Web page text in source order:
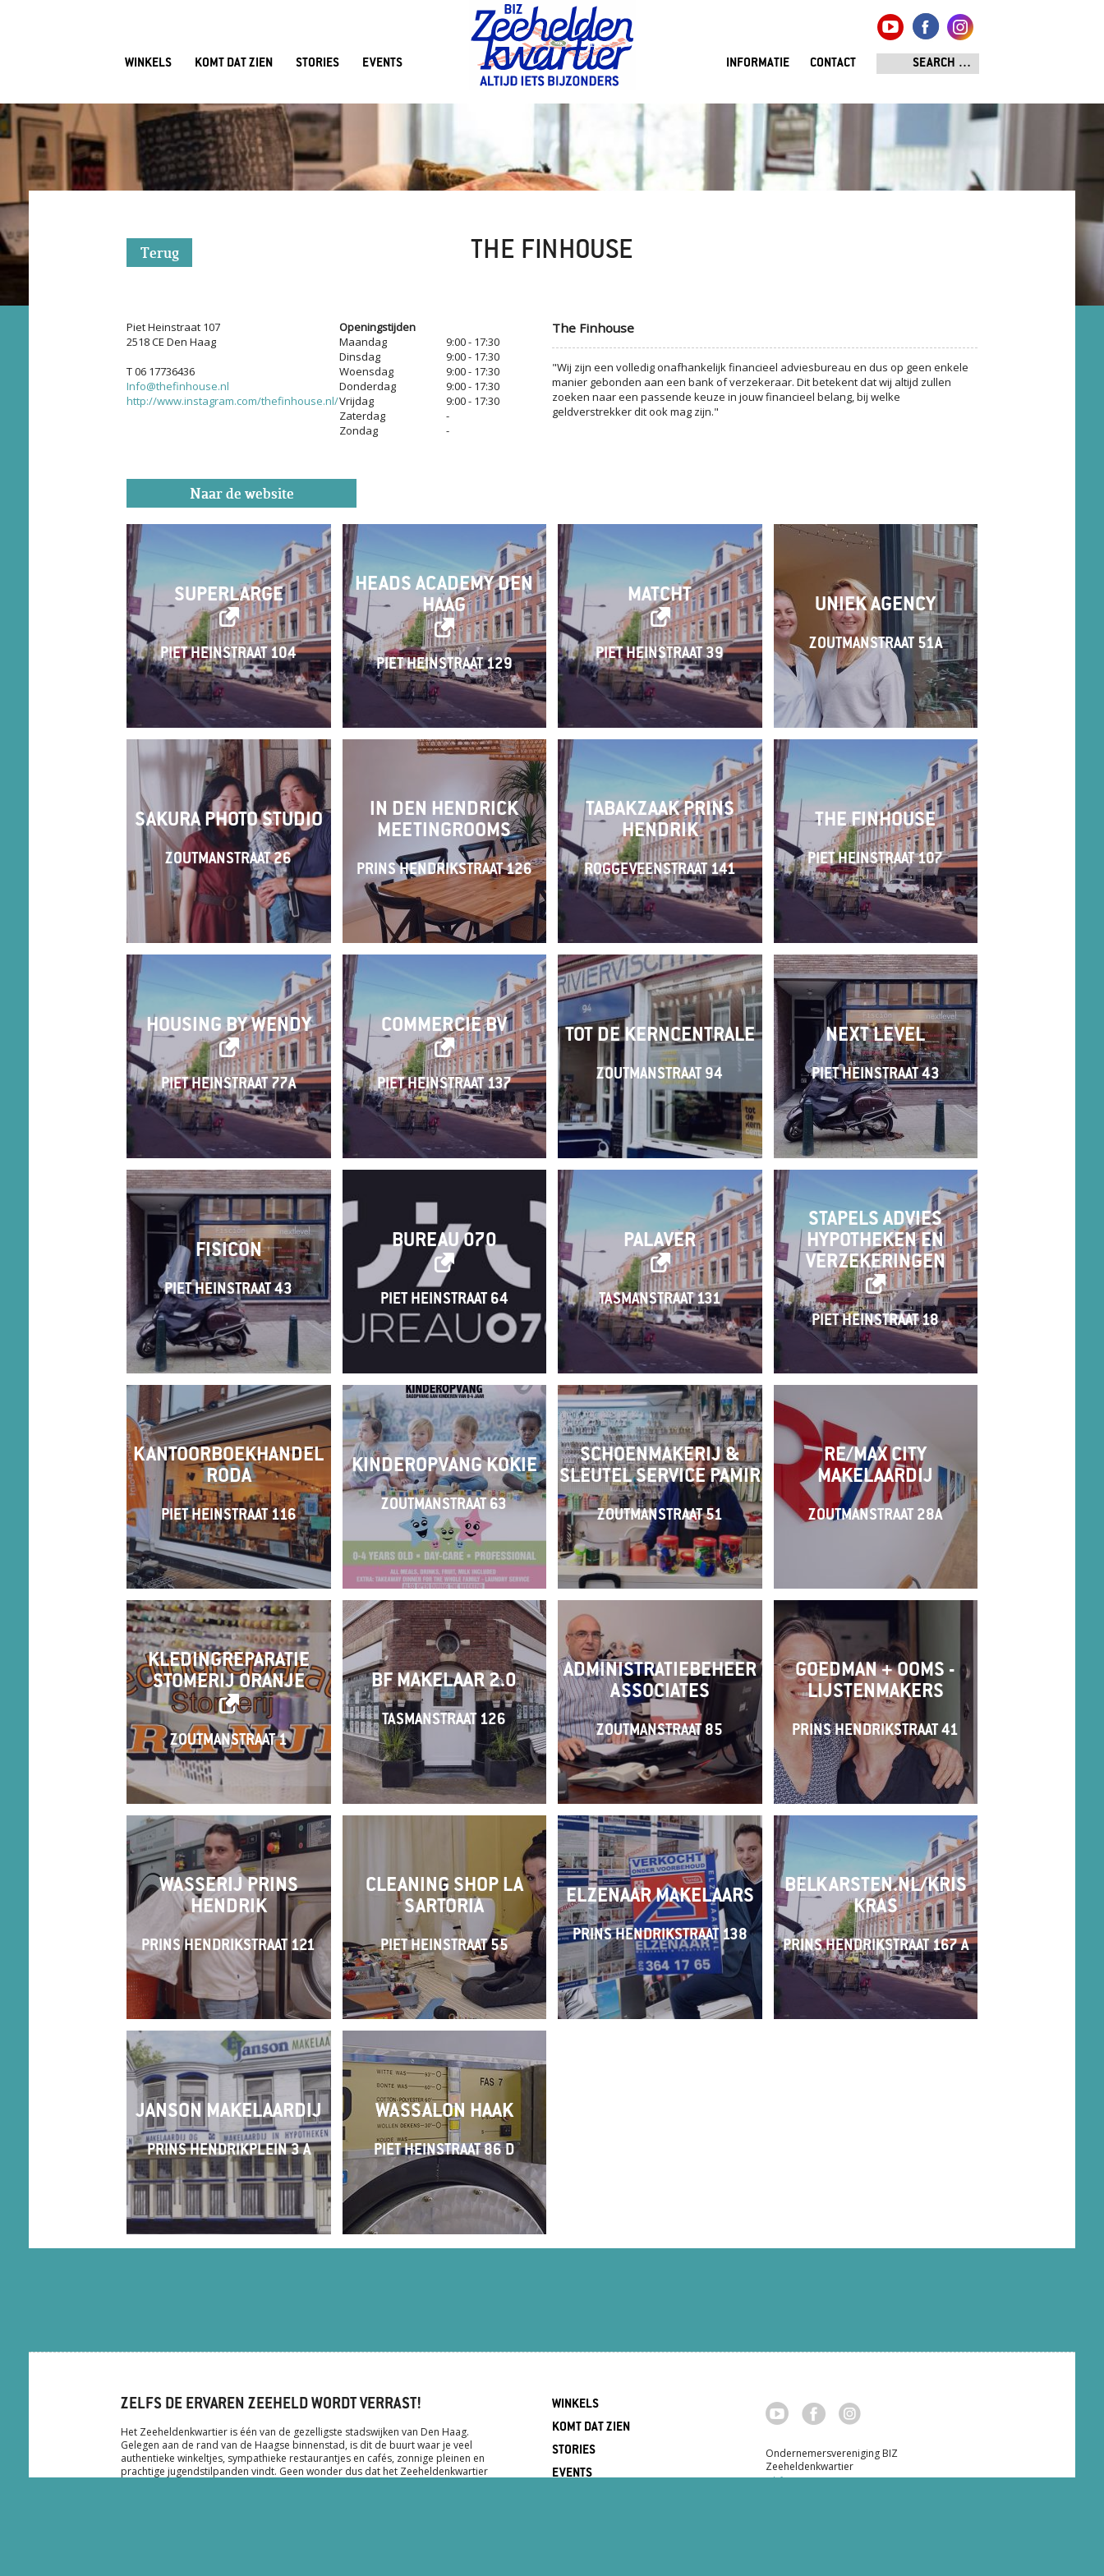
INFORMATIE CONTACT
WINKELS KOMT DAT ZIEN STORIES EVENTS
THE FINHOUSE
Terug
The Finhouse
"Wij zijn een volledig onafhankelijk financieel adviesbureau en dus op geen enkele
manier gebonden aan een bank of verzekeraar. Dit betekent dat wij altijd zullen
zoeken naar een passende keuze in jouw financieel belang, bij welke
geldverstrekker dit ook mag zijn."
Piet Heinstraat 107
2518 CE Den Haag
T 06 17736436
Info@thefinhouse.nl
http://www.instagram.com/thefinhouse.nl/
Naar de website
Openingstijden
Maandag
9:00 - 17:30
Dinsdag
9:00 - 17:30
Woensdag
9:00 - 17:30
Donderdag
9:00 - 17:30
Vrijdag
9:00 - 17:30
Zaterdag
-
Zondag
-
SUPERLARGE
PIET HEINSTRAAT 104
HEADS ACADEMY DEN
HAAG
PIET HEINSTRAAT 129
MATCHT
PIET HEINSTRAAT 39
UNIEK AGENCY
ZOUTMANSTRAAT 51A
SAKURA PHOTO STUDIO
ZOUTMANSTRAAT 26
IN DEN HENDRICK
MEETINGROOMS
PRINS HENDRIKSTRAAT 126
TABAKZAAK PRINS
HENDRIK
ROGGEVEENSTRAAT 141
THE FINHOUSE
PIET HEINSTRAAT 107
HOUSING BY WENDY
PIET HEINSTRAAT 77A
COMMERCIE BV
PIET HEINSTRAAT 137
TOT DE KERNCENTRALE
ZOUTMANSTRAAT 94
NEXT LEVEL
PIET HEINSTRAAT 43
FISICON
PIET HEINSTRAAT 43
BUREAU 070
PIET HEINSTRAAT 64
PALAVER
TASMANSTRAAT 131
STAPELS ADVIES
HYPOTHEKEN EN
VERZEKERINGEN
PIET HEINSTRAAT 18
KANTOORBOEKHANDEL
RODA
PIET HEINSTRAAT 116
KINDEROPVANG KOKIE
ZOUTMANSTRAAT 63
SCHOENMAKERIJ &
SLEUTEL SERVICE PAMIR
ZOUTMANSTRAAT 51
RE/MAX CITY
MAKELAARDIJ
ZOUTMANSTRAAT 28A
KLEDINGREPARATIE
STOMERIJ ORANJE
ZOUTMANSTRAAT 1
BF MAKELAAR 2.0
TASMANSTRAAT 126
ADMINISTRATIEBEHEER
ASSOCIATES
ZOUTMANSTRAAT 85
GOEDMAN + OOMS -
LIJSTENMAKERS
PRINS HENDRIKSTRAAT 41
WASSERIJ PRINS
HENDRIK
PRINS HENDRIKSTRAAT 121
CLEANING SHOP LA
SARTORIA
PIET HEINSTRAAT 55
ELZENAAR MAKELAARS
PRINS HENDRIKSTRAAT 138
BELKARSTEN.NL/KRIS
KRAS
PRINS HENDRIKSTRAAT 167 A
JANSON MAKELAARDIJ
PRINS HENDRIKPLEIN 3 A
WASSALON HAAK
PIET HEINSTRAAT 86 D
ZELFS DE ERVAREN ZEEHELD WORDT VERRAST!
Het Zeeheldenkwartier is één van de gezelligste stadswijken van Den Haag.
Gelegen aan de rand van de Haagse binnenstad, is dit de buurt waar je veel
authentieke winkeltjes, sympathieke restaurantjes en cafés, zonnige pleinen en
prachtige jugendstilpanden vindt. Geen wonder dus dat het Zeeheldenkwartier
WINKELS
KOMT DAT ZIEN
STORIES
EVENTS
Ondernemersvereniging BIZ
Zeeheldenkwartier
colofon